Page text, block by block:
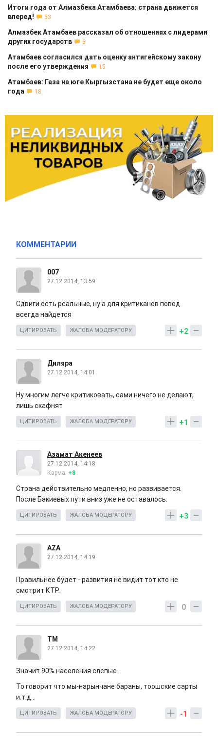
Итоги года от Алмазбека Атамбаева: страна движется
вперед!
53
Алмазбек Атамбаев рассказал об отношениях с лидерами
других государств
6
Атамбаев согласился дать оценку антигейскому закону
после его утверждения
15
Атамбаев: Газа на юге Кыргызстана не будет еще около
года
18
КОММЕНТАРИИ
007
27.12.2014, 13:59
Сдвиги есть реальные, ну а для критиканов повод
всегда найдется
+2
ЦИТИРОВАТЬ ЖАЛОБА МОДЕРАТОРУ
Диляра
27.12.2014, 14:01
Ну многим легче критиковать, сами ничего не делают,
лишь скафнят
+1
ЦИТИРОВАТЬ ЖАЛОБА МОДЕРАТОРУ
Азамат Акенеев
27.12.2014, 14:18
Карма: +8
Страна действительно медленно, но развивается.
После Бакиевых пути вниз уже не оставалось.
+3
ЦИТИРОВАТЬ ЖАЛОБА МОДЕРАТОРУ
AZA
27.12.2014, 14:19
Правильнее будет - развития не видит тот кто не
смотрит КТР.
0
ЦИТИРОВАТЬ ЖАЛОБА МОДЕРАТОРУ
TM
27.12.2014, 14:22
Значит 90% населения слепые...
То говорит что мы-нарынчане бараны, тоошские сарты
и.т.д...
-1
ЦИТИРОВАТЬ ЖАЛОБА МОДЕРАТОРУ